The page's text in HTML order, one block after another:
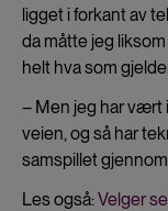
ligget i forkant av
da måtte jeg
helt hva som
– Men jeg har vært
veien, og så har
samspillet
Les også:Velger